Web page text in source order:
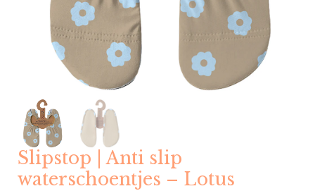
Slipstop | Anti slip
waterschoentjes – Lotus